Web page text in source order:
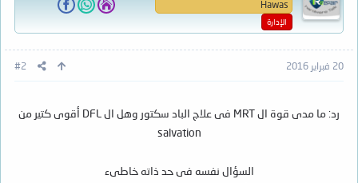
Hawas
الإدارة
20 فبراير 2016 #2
رد: ما مدى قوة ال MRT فى علاج الباد سكتور وهل ال DFL أقوى كتير من
salvation
السؤال نفسه فى حد ذاته خاطىء